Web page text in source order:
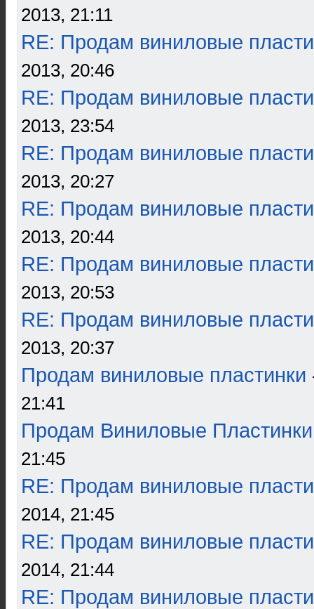
2013, 21:11
RE: Продам виниловые
2013, 20:46
RE: Продам виниловые
2013, 23:54
RE: Продам виниловые
2013, 20:27
RE: Продам виниловые
2013, 20:44
RE: Продам виниловые
2013, 20:53
RE: Продам виниловые
2013, 20:37
Продам виниловые пластинки
21:41
Продам Виниловые Пластинки
21:45
RE: Продам виниловые
2014, 21:45
RE: Продам виниловые
2014, 21:44
RE: Продам виниловые